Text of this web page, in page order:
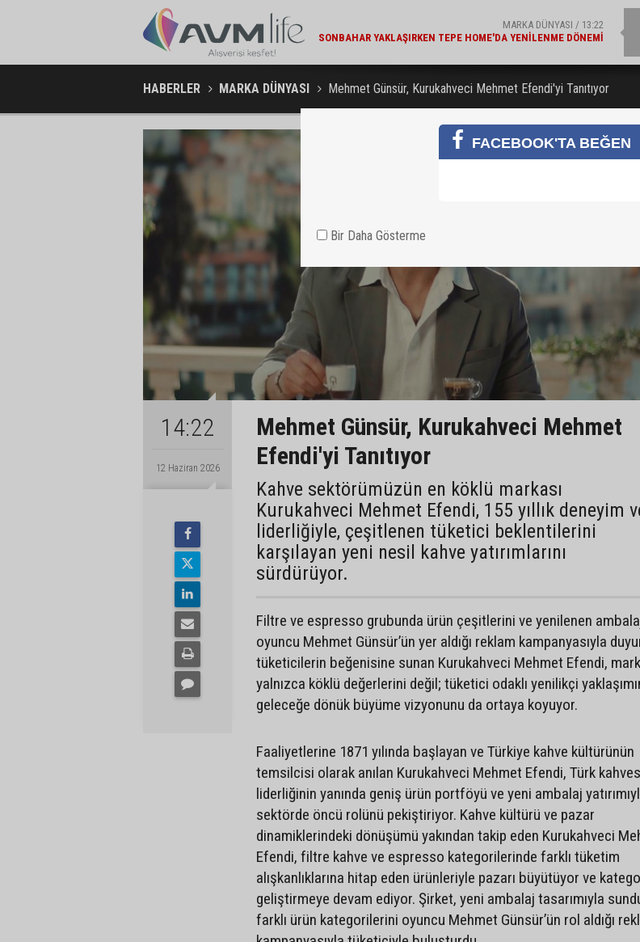
MARKA DÜNYASI / 13:22
SONBAHAR YAKLAŞIRKEN TEPE HOME'DA YENILENME DÖNEMI
ŞIRKET HABERLERI / 13:19
MIGROS VE BAKANLIK'TAN 'ÇEVRE ETIKETLI' ÜRÜNLER İÇIN İŞ
HABERLER MARKA DÜNYASI Mehmet Günsür, Kurukahveci Mehmet Efendi'yi Tanıtıyor
14:22
12 Haziran 2026
Mehmet Günsür, Kurukahveci Mehmet
Efendi'yi Tanıtıyor
Kahve sektörümüzün en köklü markası
Kurukahveci Mehmet Efendi, 155 yıllık deneyim
liderliğiyle, çeşitlenen tüketici beklentilerini
karşılayan yeni nesil kahve yatırımlarını
sürdürüyor.
Filtre ve espresso grubunda ürün çeşitlerini ve yenilenen
oyuncu Mehmet Günsür’ün yer aldığı reklam kampanyasıyla
tüketicilerin beğenisine sunan Kurukahveci Mehmet Efendi,
yalnızca köklü değerlerini değil; tüketici odaklı yenilikçi
geleceğe dönük büyüme vizyonunu da ortaya koyuyor.
Faaliyetlerine 1871 yılında başlayan ve Türkiye kahve kültürünün
temsilcisi olarak anılan Kurukahveci Mehmet Efendi, Türk
liderliğinin yanında geniş ürün portföyü ve yeni ambalaj
sektörde öncü rolünü pekiştiriyor. Kahve kültürü ve pazar
dinamiklerindeki dönüşümü yakından takip eden Kurukahveci
Efendi, filtre kahve ve espresso kategorilerinde farklı tüketim
alışkanlıklarına hitap eden ürünleriyle pazarı büyütüyor ve
geliştirmeye devam ediyor. Şirket, yeni ambalaj tasarımıyla
farklı ürün kategorilerini oyuncu Mehmet Günsür’ün rol aldığı
FACEBOOK'TA BEĞEN
Bir Daha Gösterme